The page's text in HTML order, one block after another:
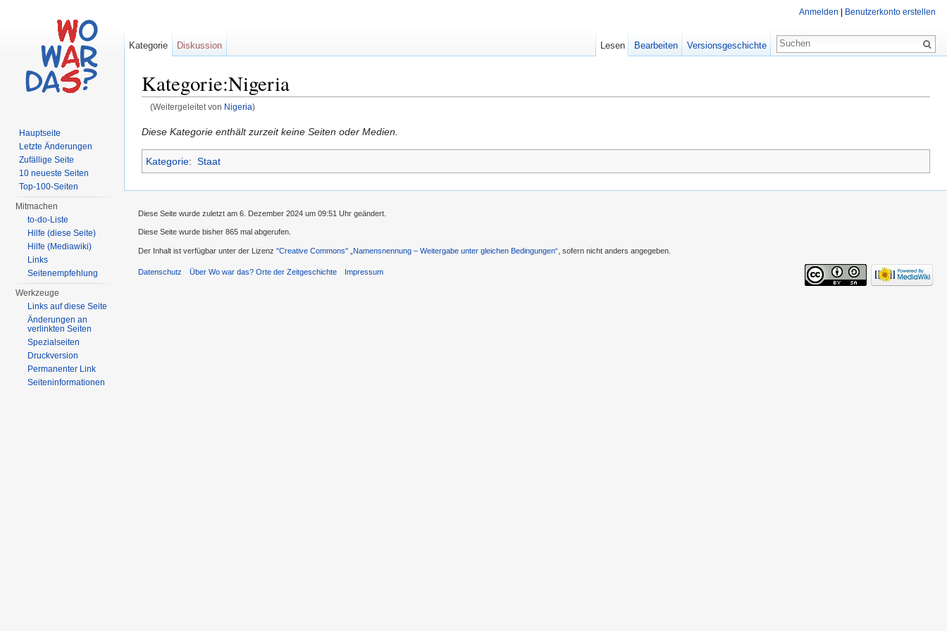
Kategorie:Nigeria
(Weitergeleitet von Nigeria)
Diese Kategorie enthält zurzeit keine Seiten oder Medien.
Kategorie: Staat
Anmelden Benutzerkonto erstellen
Kategorie Diskussion Lesen Bearbeiten Versionsgeschichte
Hauptseite
Letzte Änderungen
Zufällige Seite
10 neueste Seiten
Top-100-Seiten
Mitmachen
to-do-Liste
Hilfe (diese Seite)
Hilfe (Mediawiki)
Links
Seitenempfehlung
Werkzeuge
Links auf diese Seite
Änderungen an
verlinkten Seiten
Spezialseiten
Druckversion
Permanenter Link
Seiteninformationen
Diese Seite wurde zuletzt am 6. Dezember 2024 um 09:51 Uhr geändert.
Diese Seite wurde bisher 865 mal abgerufen.
Der Inhalt ist verfügbar unter der Lizenz ''Creative Commons'' „Namensnennung – Weitergabe unter gleichen Bedingungen“ , sofern nicht anders angegeben.
Datenschutz Über Wo war das? Orte der Zeitgeschichte Impressum